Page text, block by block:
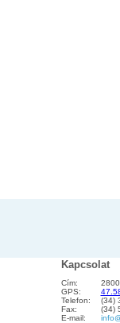
Kapcsolat
Cím:
GPS:
Telefon:
(34)
Fax:
(34)
E-mail: